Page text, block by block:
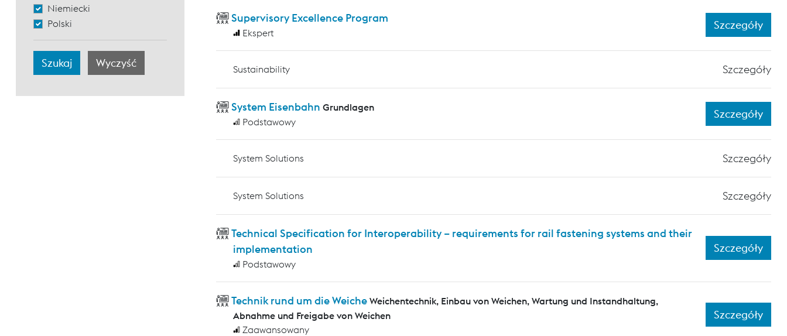
Niemiecki
Polski
Supervisory Excellence Program
Ekspert
Szczegóły
Sustainability Szczegóły
System Eisenbahn Grundlagen
Podstawowy
Szczegóły
System Solutions Szczegóły
System Solutions Szczegóły
Technical Specification for Interoperability – requirements for rail fastening systems and their
implementation
Podstawowy
Szczegóły
Technik rund um die Weiche Weichentechnik, Einbau von Weichen, Wartung und Instandhaltung,
Abnahme und Freigabe von Weichen
Zaawansowany
Szczegóły